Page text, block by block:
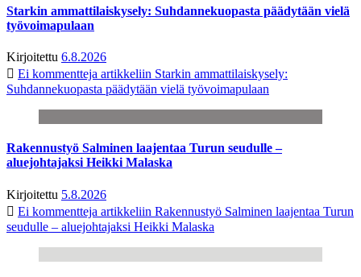
Starkin ammattilaiskysely: Suhdannekuopasta päädytään vielä
työvoimapulaan
Kirjoitettu 6.8.2026
Ei kommentteja artikkeliin Starkin ammattilaiskysely:
Suhdannekuopasta päädytään vielä työvoimapulaan
Rakennustyö Salminen laajentaa Turun seudulle –
aluejohtajaksi Heikki Malaska
Kirjoitettu 5.8.2026
Ei kommentteja artikkeliin Rakennustyö Salminen laajentaa Turun
seudulle – aluejohtajaksi Heikki Malaska